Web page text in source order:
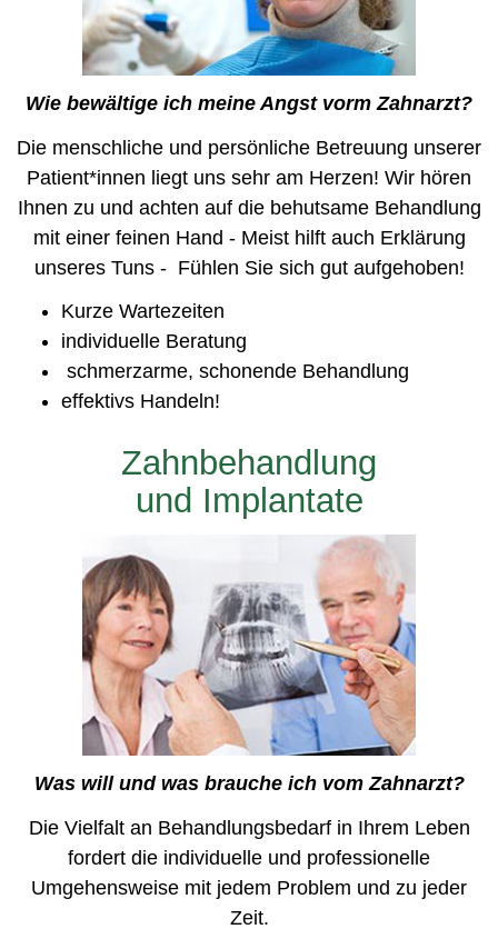
Wie bewältige ich meine Angst vorm Zahnarzt?
Die menschliche und persönliche Betreuung unserer
Patient*innen liegt uns sehr am Herzen! Wir hören
Ihnen zu und achten auf die behutsame Behandlung
mit einer feinen Hand - Meist hilft auch Erklärung
unseres Tuns - Fühlen Sie sich gut aufgehoben!
Kurze Wartezeiten
individuelle Beratung
schmerzarme, schonende Behandlung
effektivs Handeln!
Zahnbehandlung
und Implantate
Was will und was brauche ich vom Zahnarzt?
Die Vielfalt an Behandlungsbedarf in Ihrem Leben
fordert die individuelle und professionelle
Umgehensweise mit jedem Problem und zu jeder
Zeit.